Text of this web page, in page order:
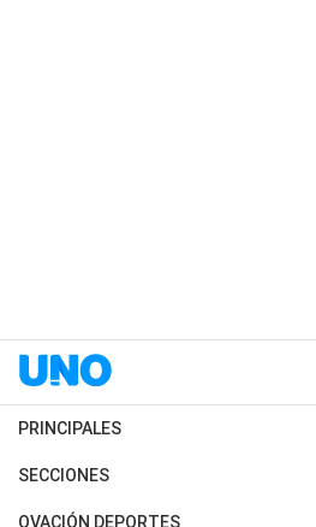
PRINCIPALES
Últimas Noticias
Política
SECCIONES
Horóscopo
OVACIÓN DEPORTES